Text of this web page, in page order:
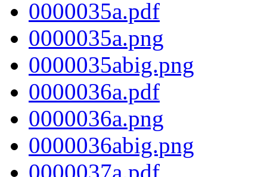
0000035a.pdf
0000035a.png
0000035abig.png
0000036a.pdf
0000036a.png
0000036abig.png